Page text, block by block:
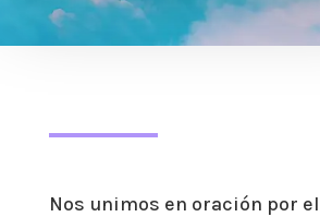
Nos unimos en oración por